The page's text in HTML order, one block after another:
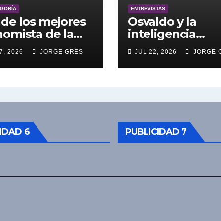
los mejores
de la
engalana
Gustavo
en vivo
2026 JORGE GRES
ENTREVISTAS
Osvaldo y la
inteligencia
artificial.
JUL 22, 2026 JORGE
6 PUBLICIDAD 7